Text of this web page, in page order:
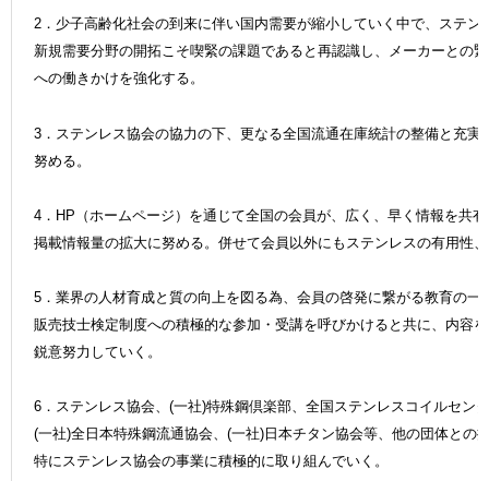
2．少子高齢化社会の到来に伴い国内需要が縮小していく中で、ステン
新規需要分野の開拓こそ喫緊の課題であると再認識し、メーカーとの
への働きかけを強化する。
3．ステンレス協会の協力の下、更なる全国流通在庫統計の整備と充実
努める。
4．HP（ホームページ）を通じて全国の会員が、広く、早く情報を共
掲載情報量の拡大に努める。併せて会員以外にもステンレスの有用性
5．業界の人材育成と質の向上を図る為、会員の啓発に繋がる教育の一
販売技士検定制度への積極的な参加・受講を呼びかけると共に、内容
鋭意努力していく。
6．ステンレス協会、(一社)特殊鋼倶楽部、全国ステンレスコイルセン
(一社)全日本特殊鋼流通協会、(一社)日本チタン協会等、他の団体との
特にステンレス協会の事業に積極的に取り組んでいく。